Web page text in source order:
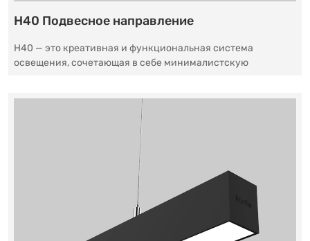
H40 Подвесное направление
H40 — это креативная и функциональная система
освещения, сочетающая в себе минималистскую